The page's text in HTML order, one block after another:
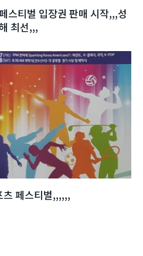
스티벌 입장권 판매 시작,,,성
최선,,,
츠 페스티벌,,,,,,